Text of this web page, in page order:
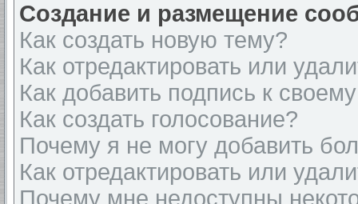
Создание и размещение
Как создать новую тему?
Как отредактировать или
Как добавить подпись к
Как создать голосование?
Почему я не могу добавить
Как отредактировать или
Почему мне недоступны